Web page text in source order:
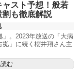
ャスト予想！般若
割も徹底解説
。2023年放送の「大病
拠」に続く櫻井翔さん主
む